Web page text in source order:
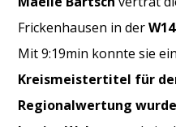
Frickenhausen in derW14
Mit 9:19min konnte sie
Kreismeistertitel für
Regionalwertung